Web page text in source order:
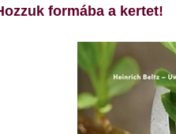
formába a kertet!